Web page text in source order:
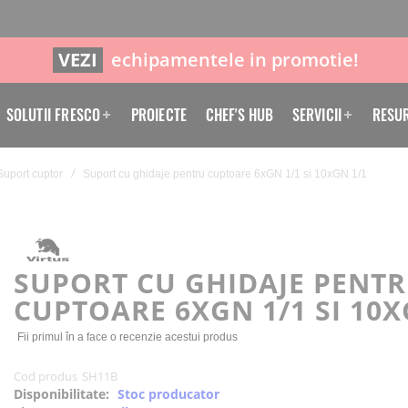
VEZI echipamentele in promotie!
SOLUTII FRESCO PROIECTE CHEF'S HUB SERVICII
cuptor Suport cu ghidaje pentru cuptoare 6xGN 1/1 si 10xGN 1/1
SUPORT CU GHIDAJE
CUPTOARE 6XGN 1/1 SI
Fii primul în a face o recenzie acestui produs
Cod produs SH11B
Disponibilitate: Stoc producator